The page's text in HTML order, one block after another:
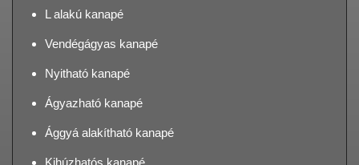
L alakú kanapé
Vendégágyas kanapé
Nyitható kanapé
Ágyazható kanapé
Ággyá alakítható kanapé
Kihúzhatós kanapé